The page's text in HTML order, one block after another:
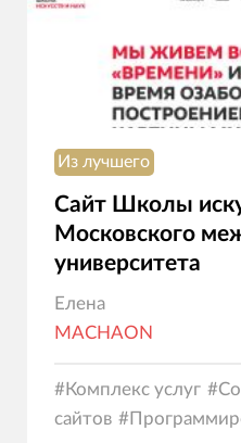
Из лучшего
Сайт Школы
Московского
университета
Елена
MACHAON
#Комплекс услуг #
сайтов #